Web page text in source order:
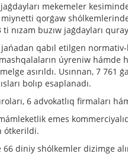
jaǵdayları mekemeler
qorǵaw
nızam buzıw jaǵdayları
qabıl etilgen
úyreniw hámde
asırıldı. Usınnan, 7
bolıp esaplanadı.
6 advokatlıq firmaları
emes
ótkerildi.
66 diniy shólkemler dizimge